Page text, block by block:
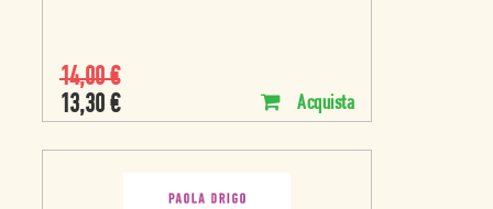
14,00€
13,30 € Acquista